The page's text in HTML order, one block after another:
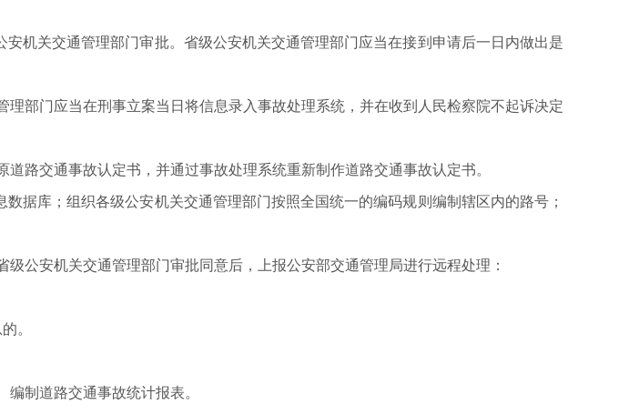
机关交通管理部门审批。省级公安机关交通管理部门应当在接到申请后一日内做出是
部门应当在刑事立案当日将信息录入事故处理系统，并在收到人民检察院不起诉决定
路交通事故认定书，并通过事故处理系统重新制作道路交通事故认定书。
据库；组织各级公安机关交通管理部门按照全国统一的编码规则编制辖区内的路号；
公安机关交通管理部门审批同意后，上报公安部交通管理局进行远程处理：
。
制道路交通事故统计报表。